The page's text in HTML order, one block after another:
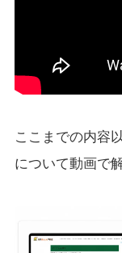
ここまでの内容
について動画で